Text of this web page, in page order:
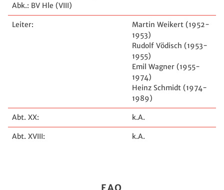
Abk.: BV Hle (VIII)
Leiter:
Martin Weikert (1952-
1953)
Rudolf Vödisch (1953-
1955)
Emil Wagner (1955-
1974)
Heinz Schmidt (1974-
1989)
Abt. XX: k.A.
Abt. XVIII: k.A.
FAQ